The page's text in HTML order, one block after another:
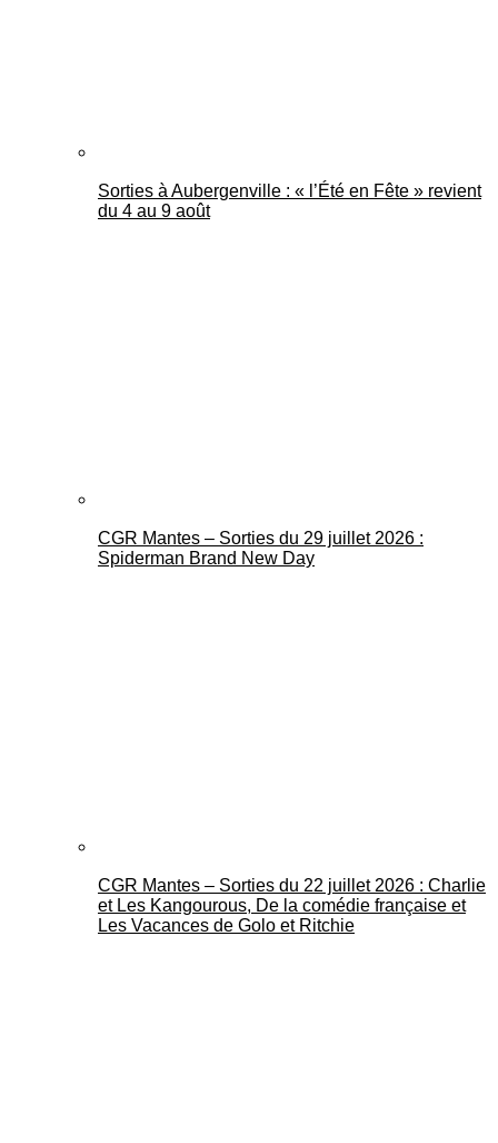
Sorties à Aubergenville : « l’Été en Fête » revient
du 4 au 9 août
CGR Mantes – Sorties du 29 juillet 2026 :
Spiderman Brand New Day
CGR Mantes – Sorties du 22 juillet 2026 : Charlie
et Les Kangourous, De la comédie française et
Les Vacances de Golo et Ritchie